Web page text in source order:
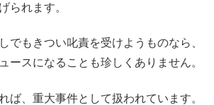
られます。
でもきつい叱責を受けようものなら、
ースになることも珍しくありません。
ば、重大事件として扱われています。